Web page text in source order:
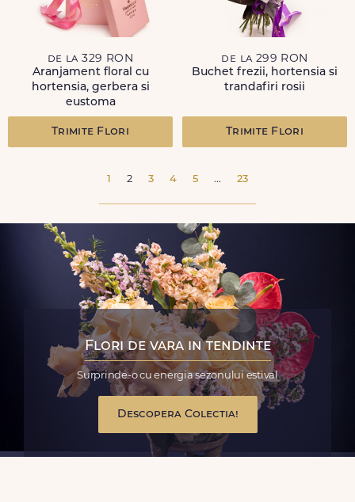
de la 329 RON
Aranjament floral cu
hortensia, gerbera si
eustoma
Trimite Flori
de la 299 RON
Buchet frezii, hortensia si
trandafiri rosii
Trimite Flori
1 2 3 4 5 ... 23
Flori de vara in tendinte
Surprinde-o cu energia sezonului estival
Descopera Colectia!